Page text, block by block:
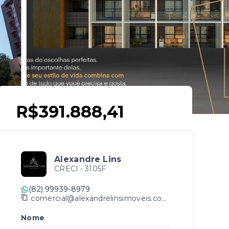
R$391.888,41
Alexandre Lins
CRECI - 3105F
(82) 99939-8979
comercial@alexandrelinsimoveis.com.br
Nome